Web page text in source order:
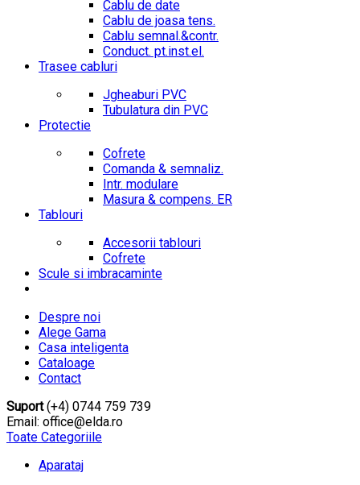
Cablu de date
Cablu de joasa tens.
Cablu semnal.&contr.
Conduct. pt.inst.el.
Trasee cabluri
Jgheaburi PVC
Tubulatura din PVC
Protectie
Cofrete
Comanda & semnaliz.
Intr. modulare
Masura & compens. ER
Tablouri
Accesorii tablouri
Cofrete
Scule si imbracaminte
Despre noi
Alege Gama
Casa inteligenta
Cataloage
Contact
Suport(+4) 0744 759 739
Email: office@elda.ro
Toate Categoriile
Aparataj